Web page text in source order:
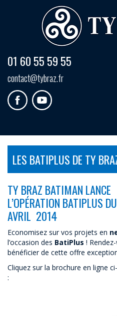
01 60 55 59 55
contact@tybraz.fr
LES BATIPLUS DE TY
TY BRAZ BATIMAN LANCE
L’OPÉRATION BATIPLUS
AVRIL 2014
Economisez sur vos projets en
l’occasion des BatiPlus !
bénéficier de cette offre
Cliquez sur la brochure en ligne
: